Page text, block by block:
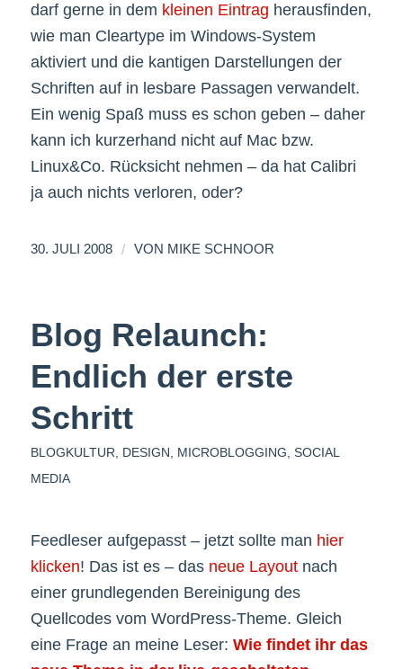
darf gerne in dem kleinen Eintrag herausfinden,
wie man Cleartype im Windows-System
aktiviert und die kantigen Darstellungen der
Schriften auf in lesbare Passagen verwandelt.
Ein wenig Spaß muss es schon geben – daher
kann ich kurzerhand nicht auf Mac bzw.
Linux&Co. Rücksicht nehmen – da hat Calibri
ja auch nichts verloren, oder?
30. JULI 2008 / VON MIKE SCHNOOR
Blog Relaunch:
Endlich der erste
Schritt
BLOGKULTUR DESIGN MICROBLOGGING SOCIAL
MEDIA
Feedleser aufgepasst – jetzt sollte man hier
klicken! Das ist es – das neue Layoutnach
einer grundlegenden Bereinigung des
Quellcodes vom WordPress-Theme. Gleich
eine Frage an meine Leser: Wie findet ihr das